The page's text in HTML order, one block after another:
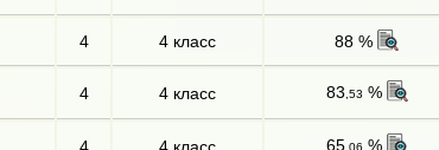
4 4 класс 88 %
4 4 класс 83 ,53 %
65,06 %